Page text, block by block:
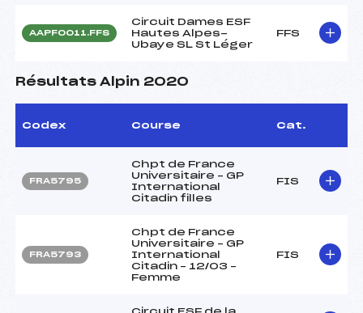
AAPF0011.FFS
Circuit Dames ESF
Hautes Alpes-
Ubaye SL St Léger
FFS
Résultats Alpin 2020
Codex Course Cat.
FRA5795
Chpt de France
Universitaire – GP
International
Citadin filles
FIS
FRA5793
Chpt de France
Universitaire – GP
International
Citadin – 12/03 –
Femme
FIS
Circuit ESF de la